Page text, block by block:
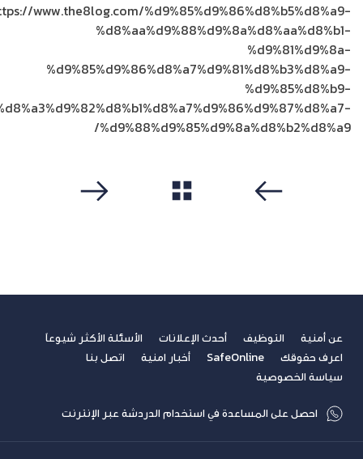
www.the8log.com/%d9%85%d9%86%d8%b5%d8%a9-
%d8%aa%d9%88%d9%8a%d8%aa%d8%b1-
%d9%81%d9%8a-
%d9%85%d9%86%d8%a7%d9%81%d8%b3%d8%a9-
%d9%85%d8%b9-
%d9%88%d9%85%d9%8a%d8%b2%d8%a9/
عن أمنية التوظيف أحدث الإعلانات
الأسئلة الأكثر شيوعاً
اعرف حقوقك
SafeOnline أخبار امنية
اتصل بنا
سياسة الخصوصية
احصل على المساعدة في استخدام الدردشة عبر الإنترنت